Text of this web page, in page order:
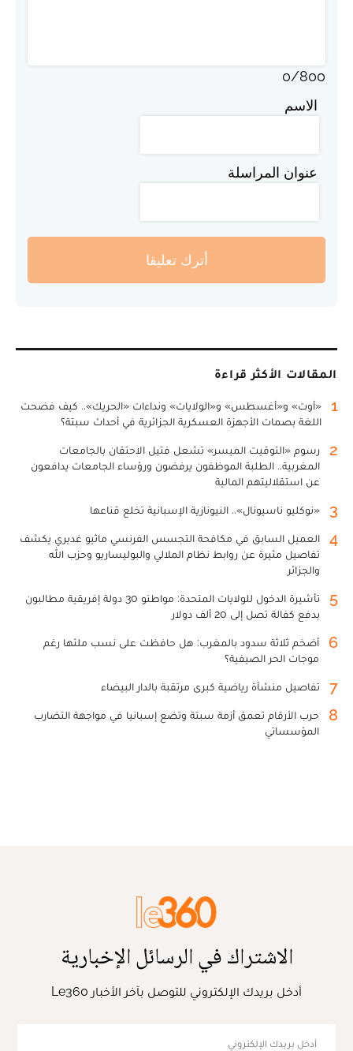
0/800
الاسم
عنوان المراسلة
أترك تعليقا
المقالات الأكثر قراءة
1
«أوت» و«أغسطس» و«الولايات» ونداءات «الحريك».. كيف فضحت
اللغة بصمات الأجهزة العسكرية الجزائرية في أحداث سبتة؟
2
رسوم «التوقيت الميسر» تشعل فتيل الاحتقان بالجامعات
المغربية.. الطلبة الموظفون يرفضون ورؤساء الجامعات يدافعون
عن استقلاليتهم المالية
3 «نوكليو ناسيونال».. النيونازية الإسبانية تخلع قناعها
4
العميل السابق في مكافحة التجسس الفرنسي ماثيو غديري يكشف
تفاصيل مثيرة عن روابط نظام الملالي والبوليساريو وحزب الله
والجزائر
5
تأشيرة الدخول للولايات المتحدة: مواطنو 30 دولة إفريقية مطالبون
بدفع كفالة تصل إلى 20 ألف دولار
6
أضخم ثلاثة سدود بالمغرب: هل حافظت على نسب ملئها رغم
موجات الحر الصيفية؟
7 تفاصيل منشأة رياضية كبرى مرتقبة بالدار البيضاء
8
حرب الأرقام تعمق أزمة سبتة وتضع إسبانيا في مواجهة التضارب
المؤسساتي
الاشتراك في الرسائل الإخبارية
أدخل بريدك الإلكتروني للتوصل بآخر الأخبار Le360